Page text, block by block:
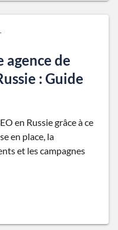
agence de
: Guide
en Russie grâce à ce
en place, la
et les campagnes